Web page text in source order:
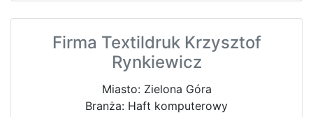
Firma Textildruk Krzysztof
Rynkiewicz
Miasto: Zielona Góra
Branża: Haft komputerowy